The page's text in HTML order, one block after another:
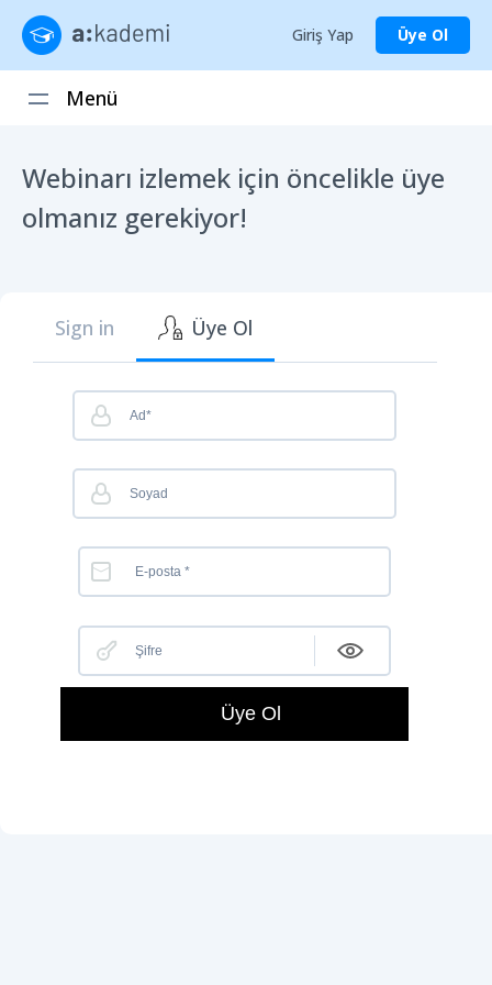
Giriş Yap Üye Ol
Menü
Webinarı izlemek için öncelikle üye
olmanız gerekiyor!
Sign in Üye Ol
Üye Ol